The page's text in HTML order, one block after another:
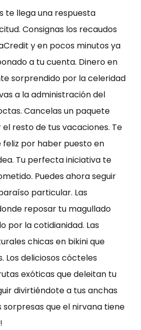
te llega una respuesta
Consignas los recaudos
y en pocos minutos ya
a tu cuenta. Dinero en
sorprendido por la celeridad
a la administración del
Cancelas un paquete
el resto de tus vacaciones. Te
por haber puesto en
Tu perfecta iniciativa te
Puedes ahora seguir
particular. Las
reposar tu magullado
por la cotidianidad. Las
chicas en bikini que
Los deliciosos cócteles
exóticas que deleitan tu
divirtiéndote a tus anchas
sorpresas que el nirvana tiene